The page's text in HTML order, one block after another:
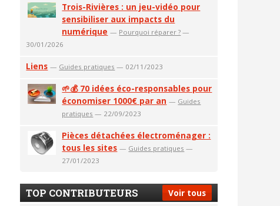
Trois-Rivières : un jeu-vidéo pour
sensibiliser aux impacts du
numérique — Pourquoi réparer ? —
30/01/2026
Liens — Guides pratiques — 02/11/2023
🌱💰 70 idées éco-responsables pour
économiser 1000€ par an — Guides
pratiques — 22/09/2023
Pièces détachées électroménager :
tous les sites — Guides pratiques —
27/01/2023
Voir tous
TOP CONTRIBUTEURS